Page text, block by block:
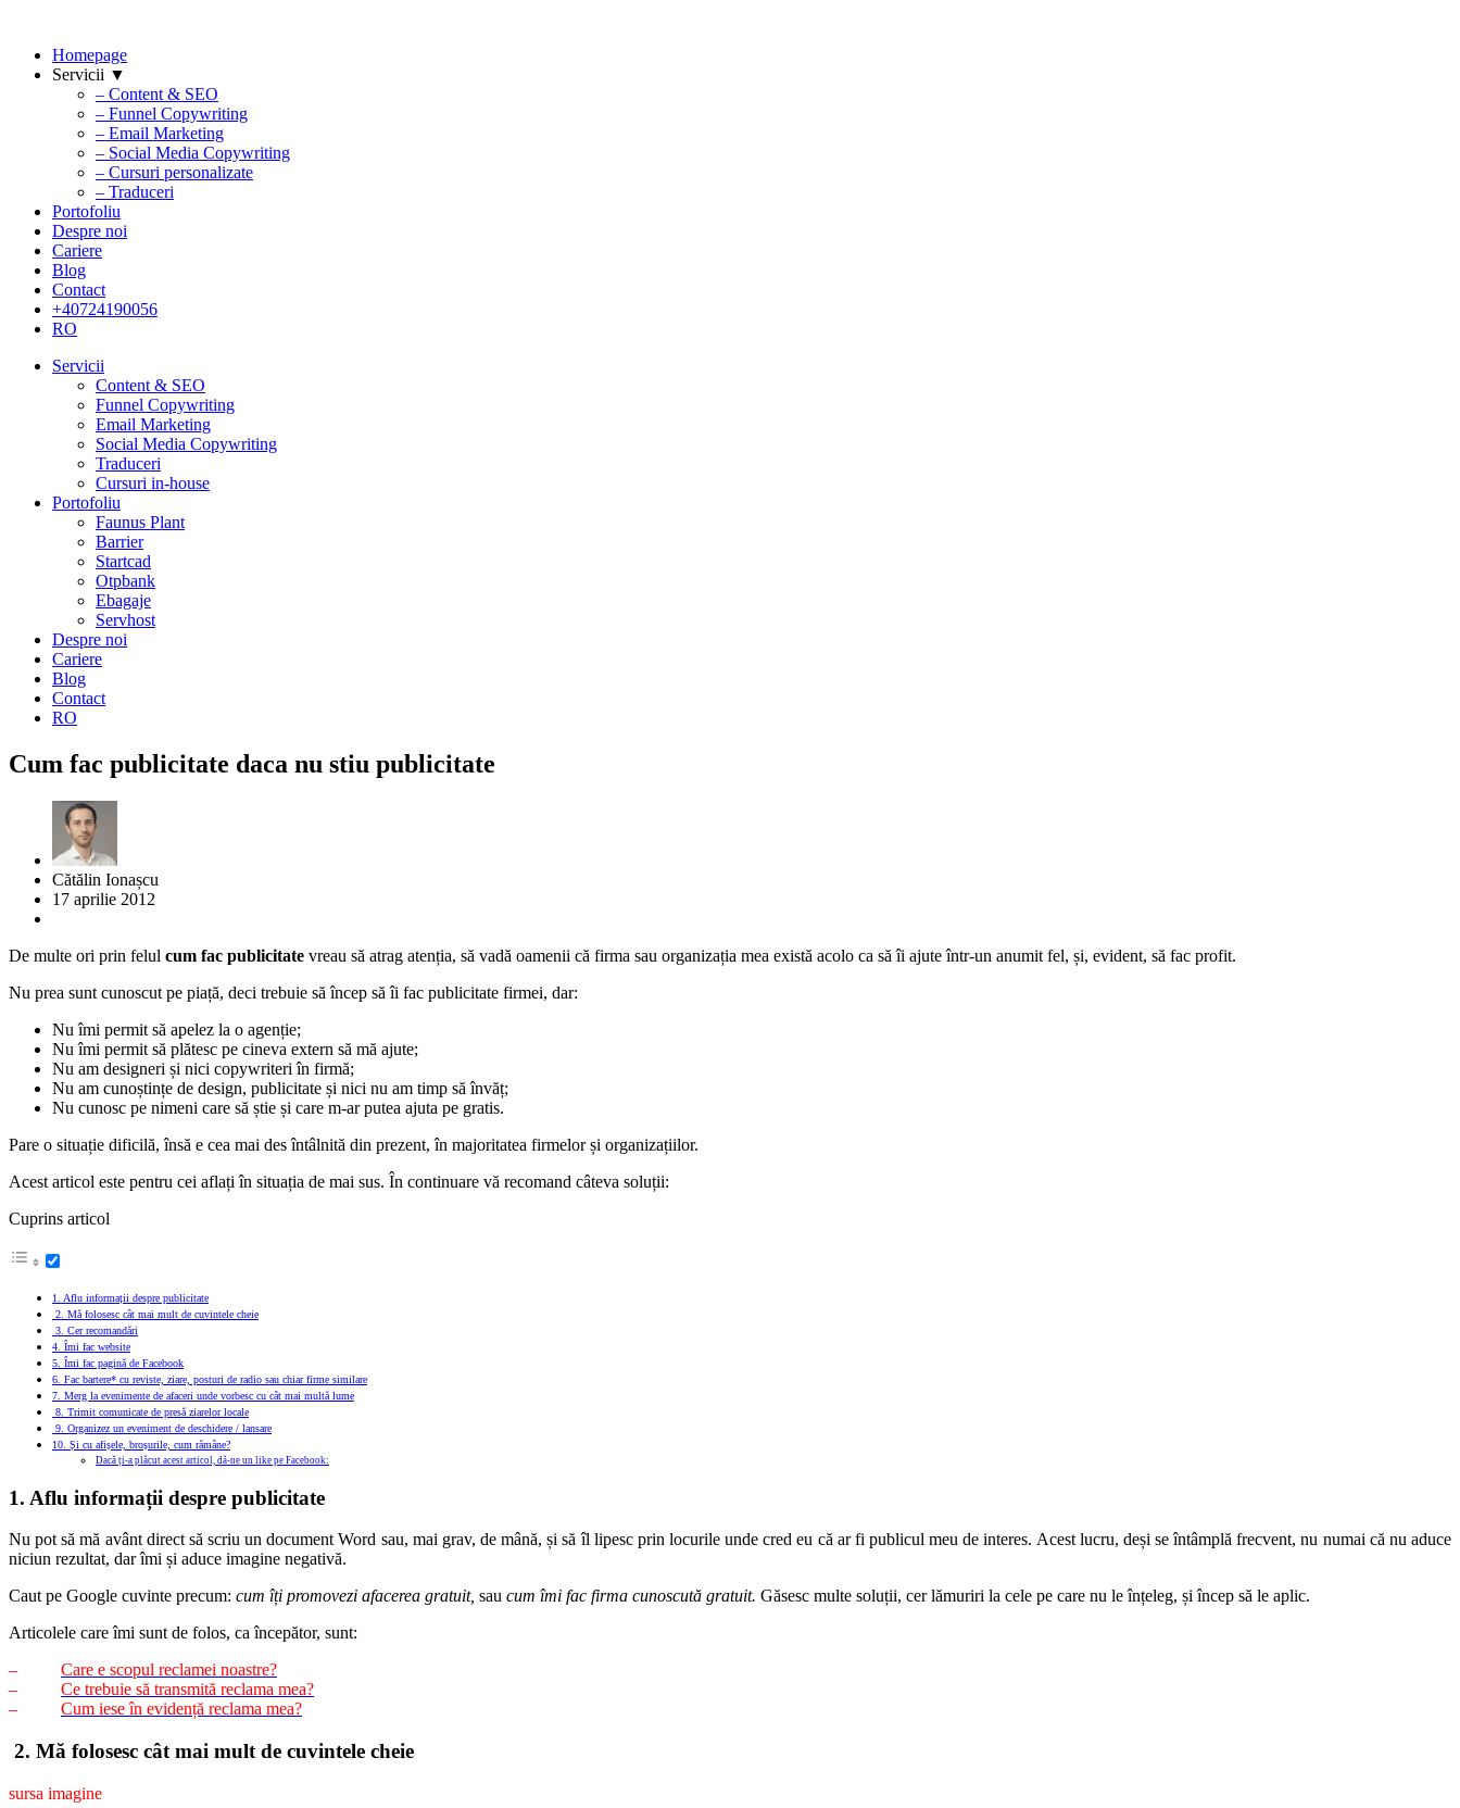
Homepage
Servicii ▼
– Content & SEO
– Funnel Copywriting
– Email Marketing
– Social Media Copywriting
– Cursuri personalizate
– Traduceri
Portofoliu
Despre noi
Cariere
Blog
Contact
+40724190056
RO
Servicii
Content & SEO
Funnel Copywriting
Email Marketing
Social Media Copywriting
Traduceri
Cursuri in-house
Portofoliu
Faunus Plant
Barrier
Startcad
Otpbank
Ebagaje
Servhost
Despre noi
Cariere
Blog
Contact
RO
Cum fac publicitate daca nu stiu publicitate
Cătălin Ionașcu
17 aprilie 2012
De multe ori prin felul cum fac publicitate vreau să atrag atenția, să vadă oamenii că firma sau organizația mea există acolo ca să îi ajute într-un anumit fel, și, evident, să fac profit.
Nu prea sunt cunoscut pe piață, deci trebuie să încep să îi fac publicitate firmei, dar:
Nu îmi permit să apelez la o agenție;
Nu îmi permit să plătesc pe cineva extern să mă ajute;
Nu am designeri și nici copywriteri în firmă;
Nu am cunoștințe de design, publicitate și nici nu am timp să învăț;
Nu cunosc pe nimeni care să știe și care m-ar putea ajuta pe gratis.
Pare o situație dificilă, însă e cea mai des întâlnită din prezent, în majoritatea firmelor și organizațiilor.
Acest articol este pentru cei aflați în situația de mai sus. În continuare vă recomand câteva soluții:
Cuprins articol
1. Aflu informații despre publicitate
2. Mă folosesc cât mai mult de cuvintele cheie
3. Cer recomandări
4. Îmi fac website
5. Îmi fac pagină de Facebook
6. Fac bartere* cu reviste, ziare, posturi de radio sau chiar firme similare
7. Merg la evenimente de afaceri unde vorbesc cu cât mai multă lume
8. Trimit comunicate de presă ziarelor locale
9. Organizez un eveniment de deschidere / lansare
10. Și cu afișele, broșurile, cum rămâne?
Dacă ți-a plăcut acest articol, dă-ne un like pe Facebook:
1. Aflu informații despre publicitate
Nu pot să mă avânt direct să scriu un document Word sau, mai grav, de mână, și să îl lipesc prin locurile unde cred eu că ar fi publicul meu de interes. Acest lucru, deși se întâmplă frecvent, nu numai că nu aduce
niciun rezultat, dar îmi și aduce imagine negativă.
Caut pe Google cuvinte precum: cum îți promovezi afacerea gratuit, sau cum îmi fac firma cunoscută gratuit. Găsesc multe soluții, cer lămuriri la cele pe care nu le înțeleg, și încep să le aplic.
Articolele care îmi sunt de folos, ca începător, sunt:
–
Care e scopul reclamei noastre?
– Ce trebuie să transmită reclama mea?
– Cum iese în evidență reclama mea?
2. Mă folosesc cât mai mult de cuvintele cheie
sursa imagine